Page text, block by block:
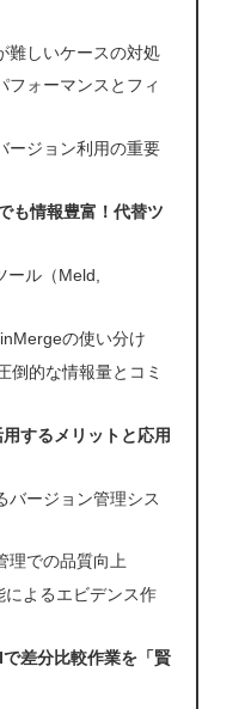
難しいケースの対処
フォーマンスとフィ
ージョン利用の重要
も情報豊富！代替ツ
ール（Meld,
の使い分け
倒的な情報量とコミ
するメリットと応用
バージョン管理シス
理での品質向上
よるエビデンス作
差分比較作業を「賢